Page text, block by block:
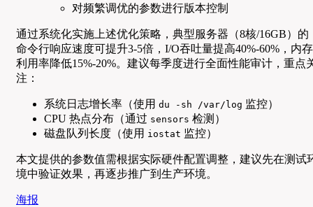
对频繁调优的参数进行版本控制
通过系统化实施上述优化策略，典型服务器（8核/16GB）的
命令行响应速度可提升3-5倍，I/O吞吐量提高40%-60%，内存
利用率降低15%-20%。建议每季度进行全面性能审计，重点
注：
系统日志增长率（使用 du -sh /var/log 监控）
CPU 热点分布（通过 sensors 检测）
磁盘队列长度（使用 iostat 监控）
本文提供的参数值需根据实际硬件配置调整，建议先在测试
境中验证效果，再逐步推广到生产环境。
海报